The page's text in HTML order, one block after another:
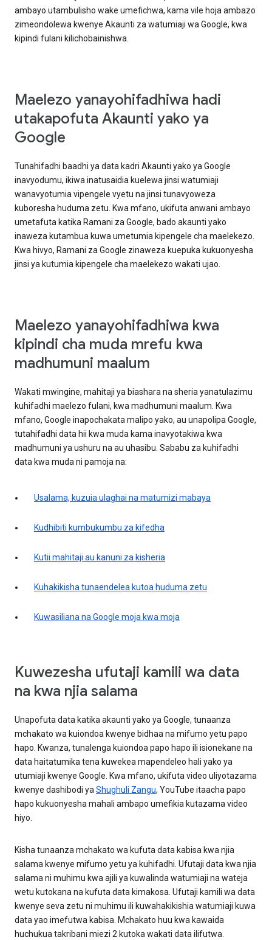
ambayo utambulisho wake umefichwa, kama vile hoja ambazo
zimeondolewa kwenye Akaunti za watumiaji wa Google, kwa
kipindi fulani kilichobainishwa.
Maelezo yanayohifadhiwa hadi
utakapofuta Akaunti yako ya
Google
Tunahifadhi baadhi ya data kadri Akaunti yako ya Google
inavyodumu, ikiwa inatusaidia kuelewa jinsi watumiaji
wanavyotumia vipengele vyetu na jinsi tunavyoweza
kuboresha huduma zetu. Kwa mfano, ukifuta anwani ambayo
umetafuta katika Ramani za Google, bado akaunti yako
inaweza kutambua kuwa umetumia kipengele cha maelekezo.
Kwa hivyo, Ramani za Google zinaweza kuepuka kukuonyesha
jinsi ya kutumia kipengele cha maelekezo wakati ujao.
Maelezo yanayohifadhiwa kwa
kipindi cha muda mrefu kwa
madhumuni maalum
Wakati mwingine, mahitaji ya biashara na sheria yanatulazimu
kuhifadhi maelezo fulani, kwa madhumuni maalum. Kwa
mfano, Google inapochakata malipo yako, au unapolipa Google,
tutahifadhi data hii kwa muda kama inavyotakiwa kwa
madhumuni ya ushuru na au uhasibu. Sababu za kuhifadhi
data kwa muda ni pamoja na:
Usalama, kuzuia ulaghai na matumizi mabaya
Kudhibiti kumbukumbu za kifedha
Kutii mahitaji au kanuni za kisheria
Kuhakikisha tunaendelea kutoa huduma zetu
Kuwasiliana na Google moja kwa moja
Kuwezesha ufutaji kamili wa data
na kwa njia salama
Unapofuta data katika akaunti yako ya Google, tunaanza
mchakato wa kuiondoa kwenye bidhaa na mifumo yetu papo
hapo. Kwanza, tunalenga kuiondoa papo hapo ili isionekane na
data haitatumika tena kuwekea mapendeleo hali yako ya
utumiaji kwenye Google. Kwa mfano, ukifuta video uliyotazama
kwenye dashibodi yaShughuli Zangu, YouTube itaacha papo
hapo kukuonyesha mahali ambapo umefikia kutazama video
hiyo.
Kisha tunaanza mchakato wa kufuta data kabisa kwa njia
salama kwenye mifumo yetu ya kuhifadhi. Ufutaji data kwa njia
salama ni muhimu kwa ajili ya kuwalinda watumiaji na wateja
wetu kutokana na kufuta data kimakosa. Ufutaji kamili wa data
kwenye seva zetu ni muhimu ili kuwahakikishia watumiaji kuwa
data yao imefutwa kabisa. Mchakato huu kwa kawaida
huchukua takribani miezi 2 kutoka wakati data ilifutwa.